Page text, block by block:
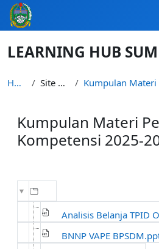
Skip to main content
LEARNING HUB
Home Site pages
Kumpulan Materi
Kompetensi 2025-
Analisis Belanja TPID
BNNP VAPE